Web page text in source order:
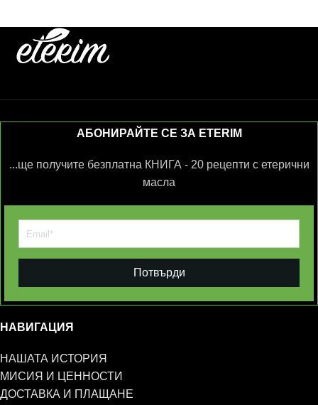
АБОНИРАЙТЕ СЕ ЗА ETERIM
...ще получите безплатна КНИГА - 20 рецепти с етерични
масла
Потвърди
НАВИГАЦИЯ
НАШАТА ИСТОРИЯ
МИСИЯ И ЦЕННОСТИ
ДОСТАВКА И ПЛАЩАНЕ